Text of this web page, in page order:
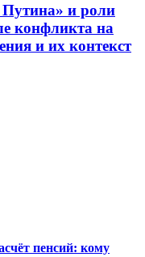
и роли
конфликта на
и их контекст
пенсий: кому